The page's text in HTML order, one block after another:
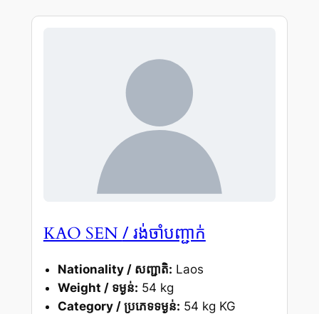
KAO SEN / រង់ចាំបញ្ជាក់
Nationality / សញ្ជាតិ: Laos
Weight / ទម្ងន់: 54 kg
Category / ប្រភេទទម្ងន់: 54 kg KG